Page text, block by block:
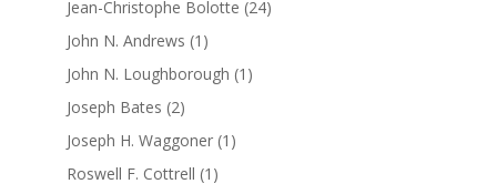
Jean-Christophe Bolotte 2424
John N. Andrews 1 1
produit
John N. Loughborough 1 1
Joseph Bates 22
produits
Joseph H. Waggoner 1 1
Roswell F. Cottrell 1 1